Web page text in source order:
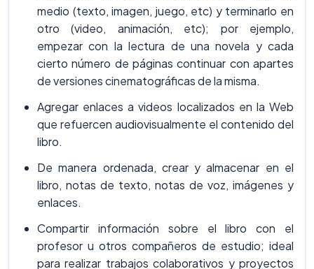
medio (texto, imagen, juego, etc) y terminarlo en
otro (video, animación, etc); por ejemplo,
empezar con la lectura de una novela y cada
cierto número de páginas continuar con apartes
de versiones cinematográficas de la misma.
Agregar enlaces a videos localizados en la Web
que refuercen audiovisualmente el contenido del
libro.
De manera ordenada, crear y almacenar en el
libro, notas de texto, notas de voz, imágenes y
enlaces.
Compartir información sobre el libro con el
profesor u otros compañeros de estudio; ideal
para realizar trabajos colaborativos y proyectos